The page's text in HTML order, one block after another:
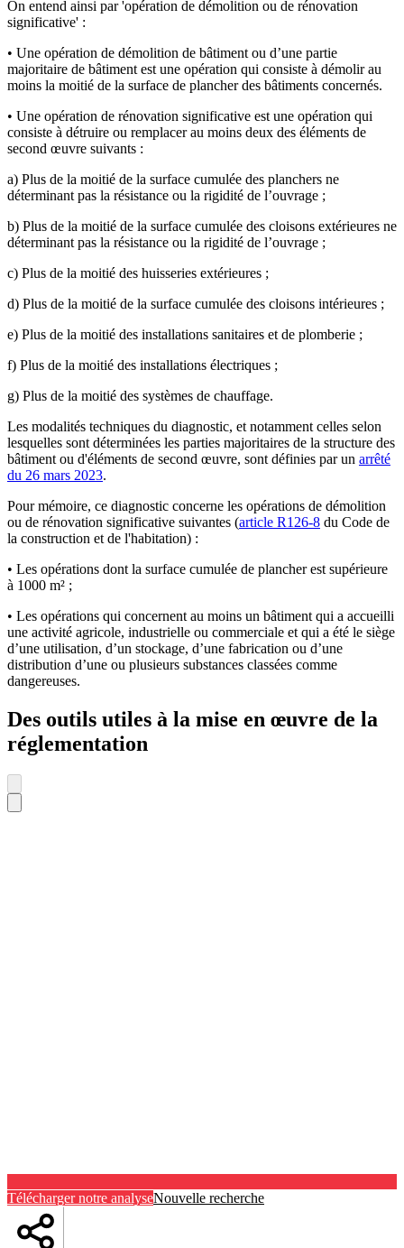
On entend ainsi par 'opération de démolition ou de rénovation
significative' :
• Une opération de démolition de bâtiment ou d’une partie
majoritaire de bâtiment est une opération qui consiste à démolir au
moins la moitié de la surface de plancher des bâtiments concernés.
• Une opération de rénovation significative est une opération qui
consiste à détruire ou remplacer au moins deux des éléments de
second œuvre suivants :
a) Plus de la moitié de la surface cumulée des planchers ne
déterminant pas la résistance ou la rigidité de l’ouvrage ;
b) Plus de la moitié de la surface cumulée des cloisons extérieures ne
déterminant pas la résistance ou la rigidité de l’ouvrage ;
c) Plus de la moitié des huisseries extérieures ;
d) Plus de la moitié de la surface cumulée des cloisons intérieures ;
e) Plus de la moitié des installations sanitaires et de plomberie ;
f) Plus de la moitié des installations électriques ;
g) Plus de la moitié des systèmes de chauffage.
Les modalités techniques du diagnostic, et notamment celles selon
lesquelles sont déterminées les parties majoritaires de la structure des
bâtiment ou d'éléments de second œuvre, sont définies par un arrêté
du 26 mars 2023.
Pour mémoire, ce diagnostic concerne les opérations de démolition
ou de rénovation significative suivantes (article R126-8 du Code de
la construction et de l'habitation) :
• Les opérations dont la surface cumulée de plancher est supérieure
à 1000 m² ;
• Les opérations qui concernent au moins un bâtiment qui a accueilli
une activité agricole, industrielle ou commerciale et qui a été le siège
d’une utilisation, d’un stockage, d’une fabrication ou d’une
distribution d’une ou plusieurs substances classées comme
dangereuses.
Des outils utiles à la mise en œuvre de la
réglementation
Télécharger notre analyseNouvelle recherche